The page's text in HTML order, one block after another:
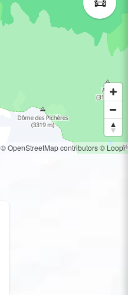
© OpenStreetMap contributors© Loopi